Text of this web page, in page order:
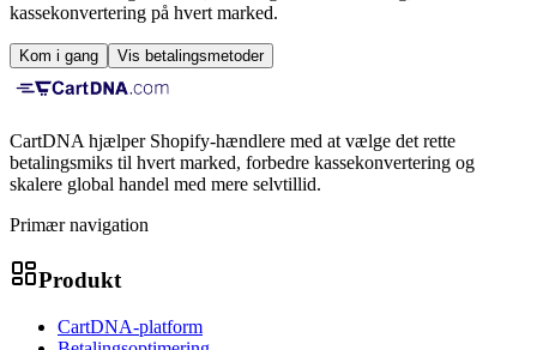
kassekonvertering på hvert marked.
Kom i gang Vis betalingsmetoder
CartDNA hjælper Shopify-hændlere med at vælge det rette
betalingsmiks til hvert marked, forbedre kassekonvertering og
skalere global handel med mere selvtillid.
Primær navigation
Produkt
CartDNA-platform